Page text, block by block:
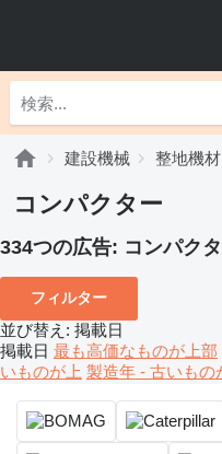
建設機械 整地機材
コンパクター
334つの広告: コンパク
フィルター
並び替え : 掲載日
掲載日 最も高価なものが上部
いものが上 製造年 - 古いもの